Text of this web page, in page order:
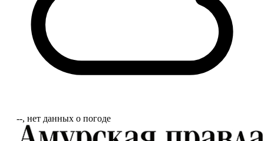
‐‐, нет данных о погоде